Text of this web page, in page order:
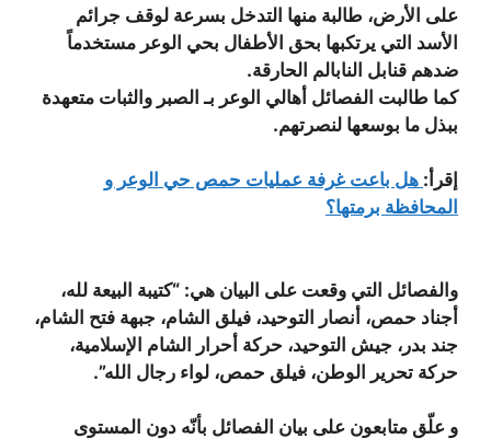
على الأرض، طالبة منها التدخل بسرعة لوقف جرائم
الأسد التي يرتكبها بحق الأطفال بحي الوعر مستخدماً
ضدهم قنابل النابالم الحارقة.
كما طالبت الفصائل أهالي الوعر بـ الصبر والثبات متعهدة
ببذل ما بوسعها لنصرتهم.
إقرأ: هل باعت غرفة عمليات حمص حي الوعر و
المحافظة برمتها؟
والفصائل التي وقعت على البيان هي: “كتيبة البيعة لله،
أجناد حمص، أنصار التوحيد، فيلق الشام، جبهة فتح الشام،
جند بدر، جيش التوحيد، حركة أحرار الشام الإسلامية،
حركة تحرير الوطن، فيلق حمص، لواء رجال الله”.
و علّق متابعون على بيان الفصائل بأنّه دون المستوى